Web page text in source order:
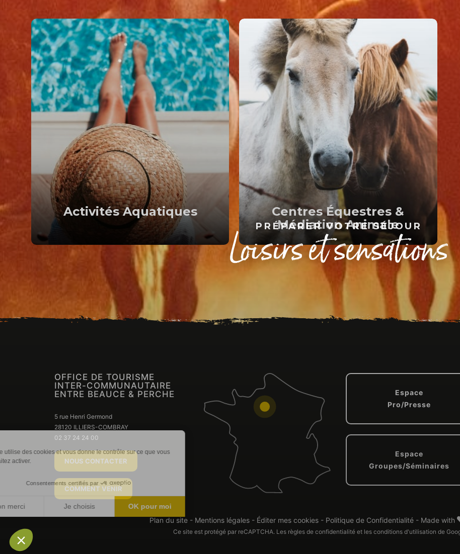
Ce site utilise des cookies et vous donne le contrôle sur ce que vous
souhaitez activer.
Consentements certifiés par
Je choisis OK pour moi
Plateforme de Gestion du Consentement : Personnalisez vos Options
Notre plateforme vous permet d'adapter et de gérer vos paramètres de confidentialité, en garantissant la
PRÉPARER VOTRE SÉJOUR
Loisirs et sensations
Activités Aquatiques
Centres Équestres &
Médiation Animale
OFFICE DE TOURISME
INTER-COMMUNAUTAIRE
ENTRE BEAUCE & PERCHE
5 rue Henri Germond
28120 ILLIERS-COMBRAY
02 37 24 24 00
NOUS CONTACTER
COMMENT VENIR
Espace
Pro/Presse
Espace
Groupes/Séminaires
Plan du site - Mentions légales - Éditer mes cookies - Politique de Confidentialité - Made with
Ce site est protégé par reCAPTCHA. Les règles de confidentialitéet les conditions d'utilisation de